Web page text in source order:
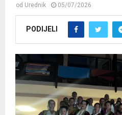
od Urednik 05/07/2026
PODIJELI